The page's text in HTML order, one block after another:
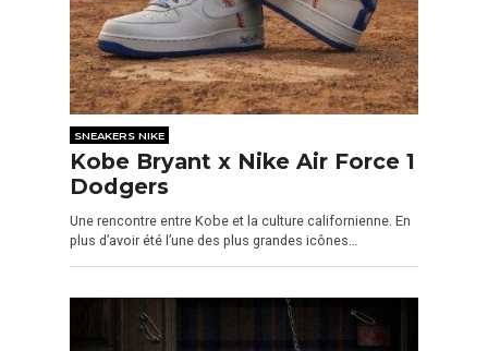
SNEAKERS NIKE
Kobe Bryant x Nike Air Force 1
Dodgers
Une rencontre entre Kobe et la culture californienne. En
plus d’avoir été l’une des plus grandes icônes…